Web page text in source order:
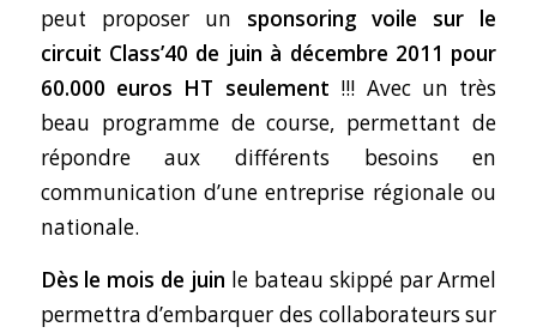
peut proposer un sponsoring voile sur le
circuit Class’40 de juin à décembre 2011 pour
60.000 euros HT seulement !!! Avec un très
beau programme de course, permettant de
répondre aux différents besoins en
communication d’une entreprise régionale ou
nationale.
Dès le mois de juin le bateau skippé par Armel
permettra d’embarquer des collaborateurs sur